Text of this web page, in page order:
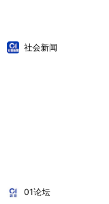
社会新闻
01论坛